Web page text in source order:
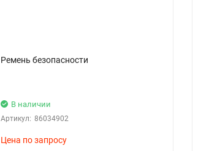
Ремень безопасности
В наличии
Артикул: 86034902
Цена по запросу